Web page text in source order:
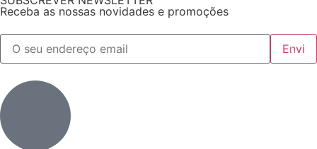
Receba as nossas novidades e promoções